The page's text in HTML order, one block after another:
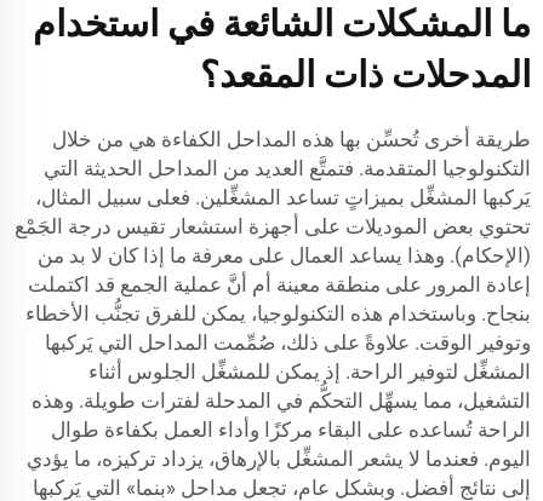
ما المشكلات الشائعة في استخدام
المدحلات ذات المقعد؟
طريقة أخرى تُحسِّن بها هذه المداحل الكفاءة هي من خلال
التكنولوجيا المتقدمة. فتمتَّع العديد من المداحل الحديثة التي
يَركبها المشغِّل بميزاتٍ تساعد المشغِّلين. فعلى سبيل المثال،
تحتوي بعض الموديلات على أجهزة استشعار تقيس درجة الجَمْع
(الإحكام). وهذا يساعد العمال على معرفة ما إذا كان لا بد من
إعادة المرور على منطقة معينة أم أنَّ عملية الجمع قد اكتملت
بنجاح. وباستخدام هذه التكنولوجيا، يمكن للفرق تجنُّب الأخطاء
وتوفير الوقت. علاوةً على ذلك، صُمِّمت المداحل التي يَركبها
المشغِّل لتوفير الراحة. إذ يمكن للمشغِّل الجلوس أثناء
التشغيل، مما يسهِّل التحكُّم في المدحلة لفترات طويلة. وهذه
الراحة تُساعده على البقاء مركزًا وأداء العمل بكفاءة طوال
اليوم. فعندما لا يشعر المشغِّل بالإرهاق، يزداد تركيزه، ما يؤدي
إلى نتائج أفضل. وبشكل عام، تجعل مداحل «بنما» التي يَركبها